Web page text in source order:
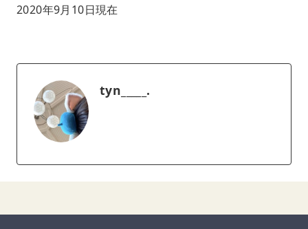
2020年9月10日現在
tyn_____.